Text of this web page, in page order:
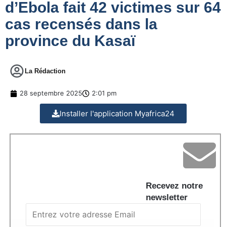
d’Ebola fait 42 victimes sur 64
cas recensés dans la
province du Kasaï
La Rédaction
28 septembre 2025 2:01 pm
Installer l'application Myafrica24
Recevez notre
newsletter